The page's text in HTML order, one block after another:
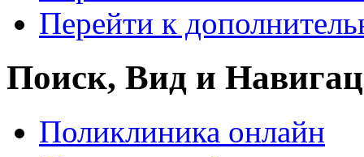
Перейти к
Поиск, Вид и
Поликлиника онлайн